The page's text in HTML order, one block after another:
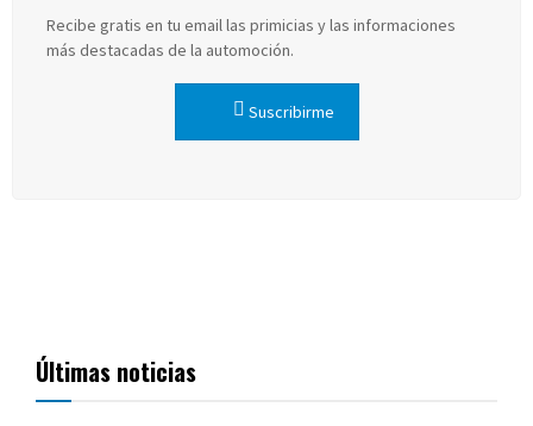
Recibe gratis en tu email las primicias y las informaciones
más destacadas de la automoción.
Suscribirme
Últimas noticias